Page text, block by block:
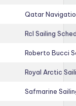
Qatar
Rcl Sailing
Roberto Bucci
Royal Arctic
Safmarine